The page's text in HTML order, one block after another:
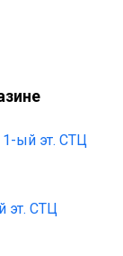
1-ый эт. СТЦ
эт. СТЦ